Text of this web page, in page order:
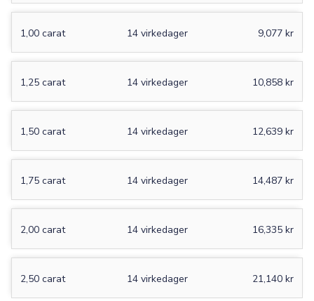
1,00 carat 9,077 kr
14 virkedager
1,25 carat 10,858 kr
14 virkedager
1,50 carat 12,639 kr
14 virkedager
1,75 carat 14,487 kr
14 virkedager
2,00 carat 16,335 kr
14 virkedager
2,50 carat 21,140 kr
14 virkedager